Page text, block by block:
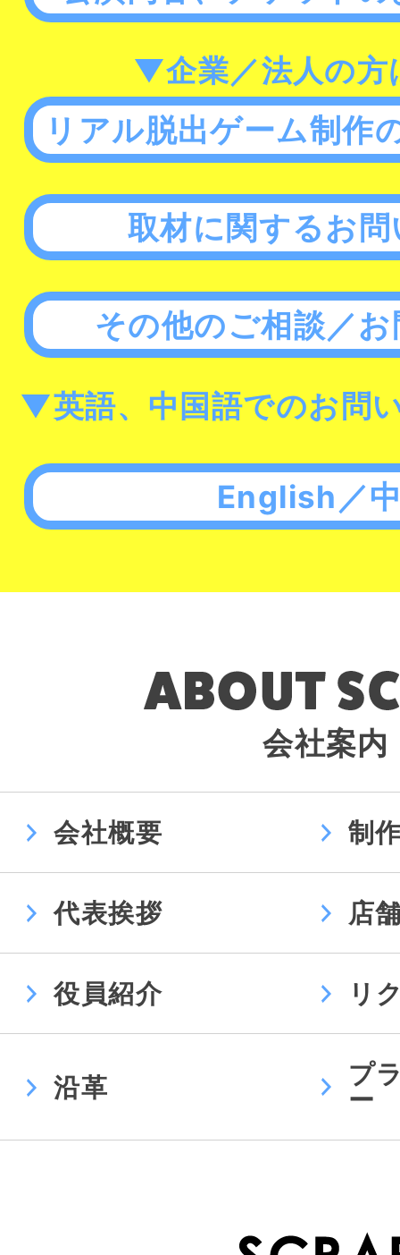
▼企業／法人の方
リアル脱出ゲーム制作
取材に関するお
その他のご相談／
▼英語、中国語でのお問
English／
会社案内
会社概要 制
代表挨拶 店
役員紹介 リ
沿革
プ
ー